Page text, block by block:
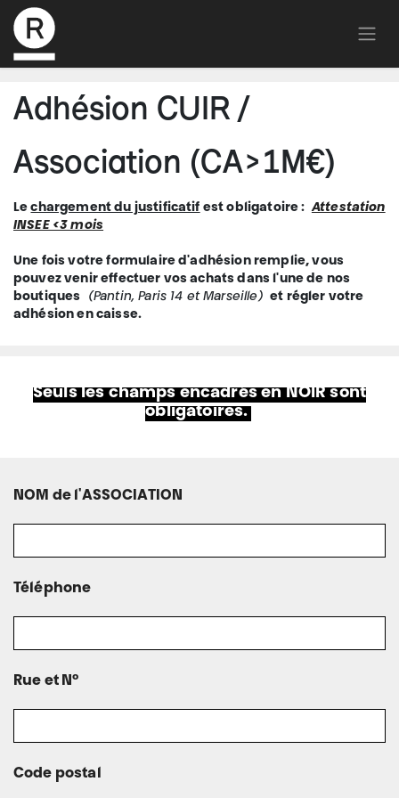
Adhésion CUIR /
Association (CA>1M€)
Lechargement du justificatif est obligatoire : Attestation
INSEE <3 mois
Une fois votre formulaire d'adhésion remplie, vous
pouvez venir effectuer vos achats dans l'une de nos
boutiques
(Pantin, Paris 14 et Marseille) et régler votre
adhésion en caisse.
Seuls les champs encadrés en NOIR sont
obligatoires.
NOM de l'ASSOCIATION
Téléphone
Rue et N°
Code postal